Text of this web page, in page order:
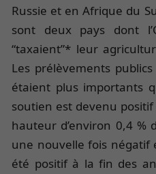
Russie et en Afrique du
sont deux pays dont
“taxaient”* leur
Les prélèvements
étaient plus importants
soutien est devenu
hauteur d’environ 0,4 %
une nouvelle fois négatif
été positif à la fin des